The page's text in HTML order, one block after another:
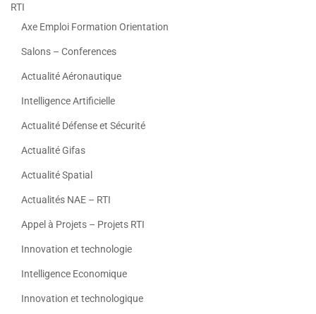
RTI
Axe Emploi Formation Orientation
Salons – Conferences
Actualité Aéronautique
Intelligence Artificielle
Actualité Défense et Sécurité
Actualité Gifas
Actualité Spatial
Actualités NAE – RTI
Appel à Projets – Projets RTI
Innovation et technologie
Intelligence Economique
Innovation et technologique